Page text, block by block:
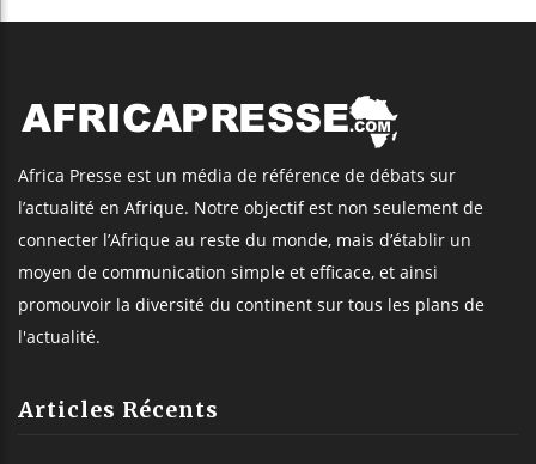
Africa Presse est un média de référence de débats sur
l’actualité en Afrique. Notre objectif est non seulement de
connecter l’Afrique au reste du monde, mais d’établir un
moyen de communication simple et efficace, et ainsi
promouvoir la diversité du continent sur tous les plans de
l'actualité.
Articles Récents